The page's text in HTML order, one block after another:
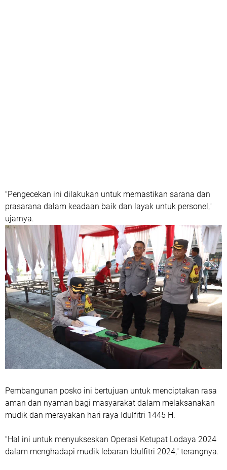
"Pengecekan ini dilakukan untuk memastikan sarana dan
prasarana dalam keadaan baik dan layak untuk personel,"
ujarnya.
Pembangunan posko ini bertujuan untuk menciptakan rasa
aman dan nyaman bagi masyarakat dalam melaksanakan
mudik dan merayakan hari raya Idulfitri 1445 H.
"Hal ini untuk menyukseskan Operasi Ketupat Lodaya 2024
dalam menghadapi mudik lebaran Idulfitri 2024," terangnya.